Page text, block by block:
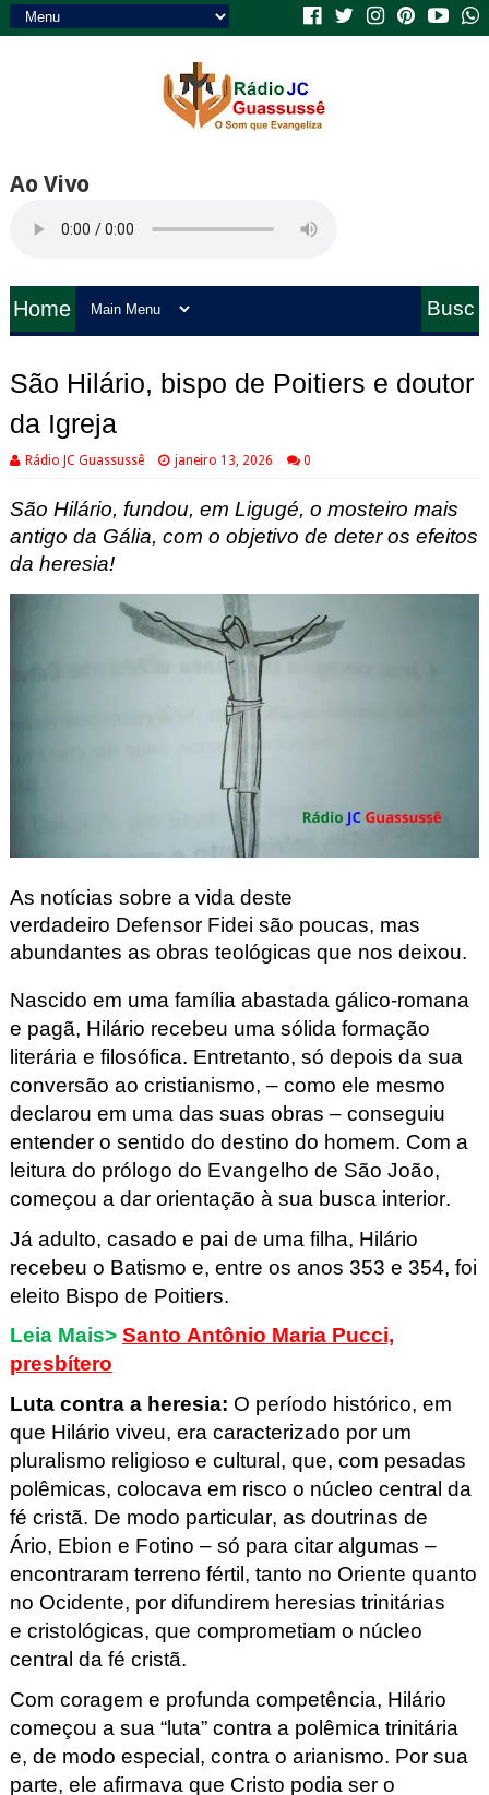
Ao Vivo
Home
Busc
São Hilário, bispo de Poitiers e doutor
da Igreja
Rádio JC Guassussê janeiro 13, 2026 0
São Hilário, fundou, em Ligugé, o mosteiro mais
antigo da Gália, com o objetivo de deter os efeitos
da heresia!
As notícias sobre a vida deste
verdadeiro Defensor Fidei são poucas, mas
abundantes as obras teológicas que nos deixou.
Nascido em uma família abastada gálico-romana
e pagã, Hilário recebeu uma sólida formação
literária e filosófica. Entretanto, só depois da sua
conversão ao cristianismo, – como ele mesmo
declarou em uma das suas obras – conseguiu
entender o sentido do destino do homem. Com a
leitura do prólogo do Evangelho de São João,
começou a dar orientação à sua busca interior.
Já adulto, casado e pai de uma filha, Hilário
recebeu o Batismo e, entre os anos 353 e 354, foi
eleito Bispo de Poitiers.
Leia Mais> Santo Antônio Maria Pucci,
presbítero
Luta contra a heresia: O período histórico, em
que Hilário viveu, era caracterizado por um
pluralismo religioso e cultural, que, com pesadas
polêmicas, colocava em risco o núcleo central da
fé cristã. De modo particular, as doutrinas de
Ário, Ebion e Fotino – só para citar algumas –
encontraram terreno fértil, tanto no Oriente quanto
no Ocidente, por difundirem heresias trinitárias
e cristológicas, que comprometiam o núcleo
central da fé cristã.
Com coragem e profunda competência, Hilário
começou a sua “luta” contra a polêmica trinitária
e, de modo especial, contra o arianismo. Por sua
parte, ele afirmava que Cristo podia ser o